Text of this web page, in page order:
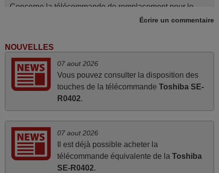
Concerne la télécommande de remplacement pour le
vidéo projecteur Wimius P20. Un avis provisoire avait été
compatible avec mon besoin. Concernant la
fonctionnalité de la télécommande, le produit tient sa
promesse. Le document permet de connaître facilement
la fonction des différentes touches. De plus, elle est
directement utilisable moyennant l'insertion des 2 piles
fournies.
Écrire un commentaire
NOUVELLES
07 aout 2026
Vous pouvez consulter la disposition des
touches de la télécommande Toshiba SE-
R0402.
07 aout 2026
Il est déjà possible acheter la
télécommande équivalente de la Toshiba
SE-R0402.